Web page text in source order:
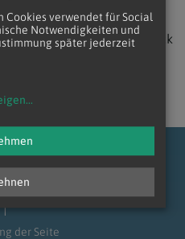
zurück
der Seite
Cookies verwendet für Social
Notwendigkeiten und
später jederzeit
...